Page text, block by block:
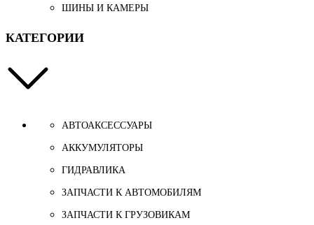
ШИНЫ И КАМЕРЫ
КАТЕГОРИИ
АВТОАКСЕССУАРЫ
АККУМУЛЯТОРЫ
ГИДРАВЛИКА
ЗАПЧАСТИ К АВТОМОБИЛЯМ
ЗАПЧАСТИ К ГРУЗОВИКАМ